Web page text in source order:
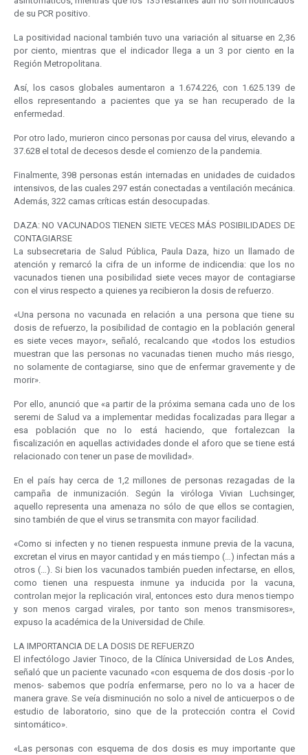
de su PCR positivo.
La positividad nacional también tuvo una variación al situarse en 2,36
por ciento, mientras que el indicador llega a un 3 por ciento en la
Región Metropolitana.
Así, los casos globales aumentaron a 1.674.226, con 1.625.139 de
ellos representando a pacientes que ya se han recuperado de la
enfermedad.
Por otro lado, murieron cinco personas por causa del virus, elevando a
37.628 el total de decesos desde el comienzo de la pandemia.
Finalmente, 398 personas están internadas en unidades de cuidados
intensivos, de las cuales 297 están conectadas a ventilación mecánica.
Además, 322 camas críticas están desocupadas.
DAZA: NO VACUNADOS TIENEN SIETE VECES MÁS POSIBILIDADES DE
CONTAGIARSE
La subsecretaria de Salud Pública, Paula Daza, hizo un llamado de
atención y remarcó la cifra de un informe de indicendia: que los no
vacunados tienen una posibilidad siete veces mayor de contagiarse
con el virus respecto a quienes ya recibieron la dosis de refuerzo.
«Una persona no vacunada en relación a una persona que tiene su
dosis de refuerzo, la posibilidad de contagio en la población general
es siete veces mayor», señaló, recalcando que «todos los estudios
muestran que las personas no vacunadas tienen mucho más riesgo,
no solamente de contagiarse, sino que de enfermar gravemente y de
morir».
Por ello, anunció que «a partir de la próxima semana cada uno de los
seremi de Salud va a implementar medidas focalizadas para llegar a
esa población que no lo está haciendo, que fortalezcan la
fiscalización en aquellas actividades donde el aforo que se tiene está
relacionado con tener un pase de movilidad».
En el país hay cerca de 1,2 millones de personas rezagadas de la
campaña de inmunización. Según la viróloga Vivian Luchsinger,
aquello representa una amenaza no sólo de que ellos se contagien,
sino también de que el virus se transmita con mayor facilidad.
«Como si infecten y no tienen respuesta inmune previa de la vacuna,
excretan el virus en mayor cantidad y en más tiempo (…) infectan más a
otros (…). Si bien los vacunados también pueden infectarse, en ellos,
como tienen una respuesta inmune ya inducida por la vacuna,
controlan mejor la replicación viral, entonces esto dura menos tiempo
y son menos cargad virales, por tanto son menos transmisores»,
expuso la académica de la Universidad de Chile.
LA IMPORTANCIA DE LA DOSIS DE REFUERZO
El infectólogo Javier Tinoco, de la Clínica Universidad de Los Andes,
señaló que un paciente vacunado «con esquema de dos dosis -por lo
menos- sabemos que podría enfermarse, pero no lo va a hacer de
manera grave. Se veía disminución no solo a nivel de anticuerpos o de
estudio de laboratorio, sino que de la protección contra el Covid
sintomático».
«Las personas con esquema de dos dosis es muy importante que